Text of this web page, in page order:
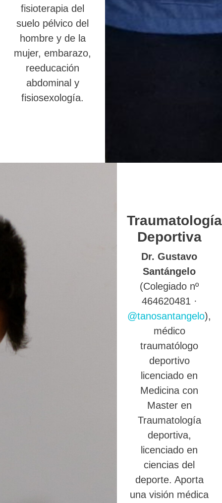
fisioterapia del
suelo pélvico del
hombre y de la
mujer, embarazo,
reeducación
abdominal y
fisiosexología.
Traumatología
Deportiva
Dr. Gustavo
Santángelo
(Colegiado nº
464620481 ·
@tanosantangelo),
médico
traumatólogo
deportivo
licenciado en
Medicina con
Master en
Traumatología
deportiva,
licenciado en
ciencias del
deporte. Aporta
una visión médica